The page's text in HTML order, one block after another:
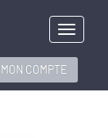
Menu
MON COMPTE